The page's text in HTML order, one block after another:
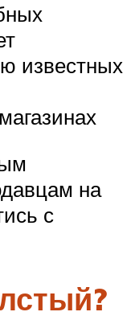
известных
на
с